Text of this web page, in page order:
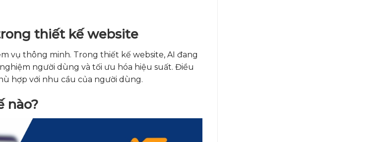
thiết kế website
vụ thông minh. Trong thiết kế website, AI đang
người dùng và tối ưu hóa hiệu suất. Điều
hợp với nhu cầu của người dùng.
nào?